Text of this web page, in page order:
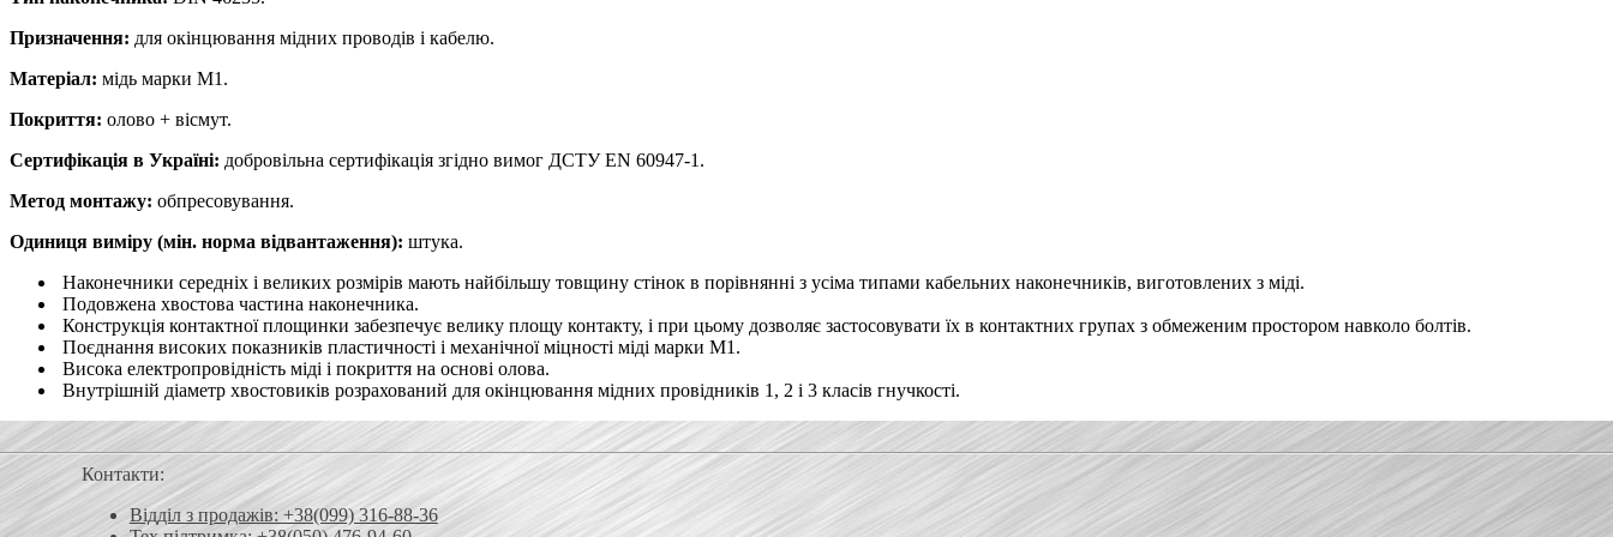
Призначення: для окінцювання мідних проводів і кабелю.
Матеріал: мідь марки М1.
Покриття: олово + вісмут.
Сертифікація в Україні: добровільна сертифікація згідно вимог ДСТУ EN 60947-1.
Метод монтажу: обпресовування.
Одиниця виміру (мін. норма відвантаження): штука.
Наконечники середніх і великих розмірів мають найбільшу товщину стінок в порівнянні з усіма типами кабельних наконечників, виготовлених з міді.
Подовжена хвостова частина наконечника.
Конструкція контактної площинки забезпечує велику площу контакту, і при цьому дозволяє застосовувати їх в контактних групах з обмеженим простором навколо болтів.
Поєднання високих показників пластичності і механічної міцності міді марки М1.
Висока електропровідність міді і покриття на основі олова.
Внутрішній діаметр хвостовиків розрахований для окінцювання мідних провідників 1, 2 і 3 класів гнучкості.
Контакти:
Відділ з продажів: +38(099) 316-88-36